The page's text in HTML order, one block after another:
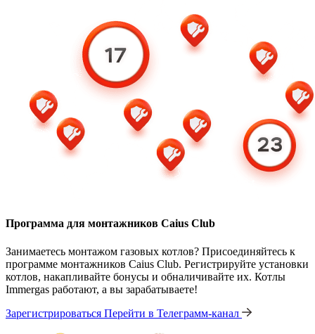
Программа для монтажников Caius Club
Занимаетесь монтажом газовых котлов? Присоединяйтесь к
программе монтажников Caius Club. Регистрируйте установки
котлов, накапливайте бонусы и обналичивайте их. Котлы
Immergas работают, а вы зарабатываете!
Зарегистрироваться Перейти в Телеграмм-канал